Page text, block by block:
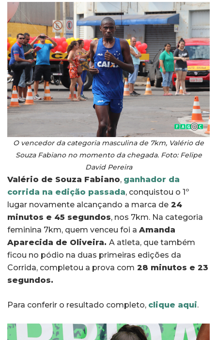
O vencedor da categoria masculina de 7km, Valério de
Souza Fabiano no momento da chegada. Foto: Felipe
David Pereira
Valério de Souza Fabiano, ganhador da
corrida na edição passada, conquistou o 1º
lugar novamente alcançando a marca de 24
minutos e 45 segundos, nos 7km. Na categoria
feminina 7km, quem venceu foi a Amanda
Aparecida de Oliveira. A atleta, que também
ficou no pódio na duas primeiras edições da
Corrida, completou a prova com 28 minutos e 23
segundos.
Para conferir o resultado completo, clique aqui.